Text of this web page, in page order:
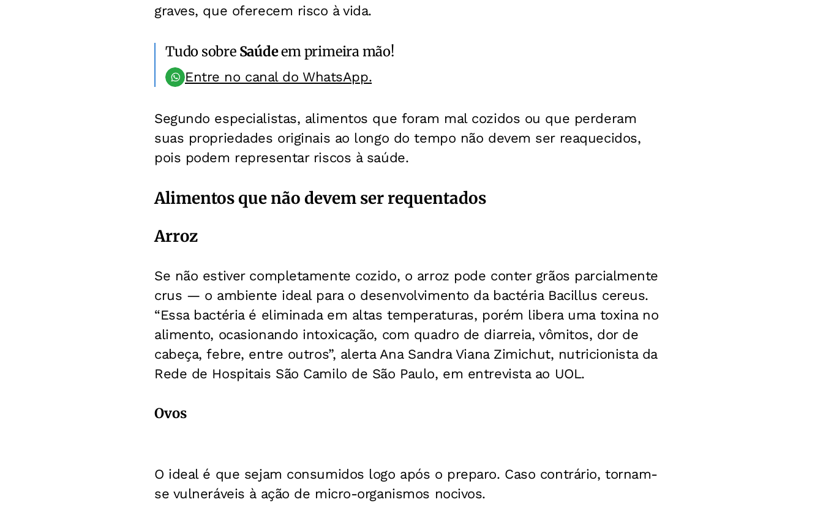
graves, que oferecem risco à vida.
Tudo sobre Saúdeem primeira mão!
Entre no canal do WhatsApp.
Segundo especialistas, alimentos que foram mal cozidos ou que perderam
suas propriedades originais ao longo do tempo não devem ser reaquecidos,
pois podem representar riscos à saúde.
Alimentos que não devem ser requentados
Arroz
Se não estiver completamente cozido, o arroz pode conter grãos parcialmente
crus — o ambiente ideal para o desenvolvimento da bactéria Bacillus cereus.
“Essa bactéria é eliminada em altas temperaturas, porém libera uma toxina no
alimento, ocasionando intoxicação, com quadro de diarreia, vômitos, dor de
cabeça, febre, entre outros”, alerta Ana Sandra Viana Zimichut, nutricionista da
Rede de Hospitais São Camilo de São Paulo, em entrevista ao UOL.
Ovos
O ideal é que sejam consumidos logo após o preparo. Caso contrário, tornam-
se vulneráveis à ação de micro-organismos nocivos.